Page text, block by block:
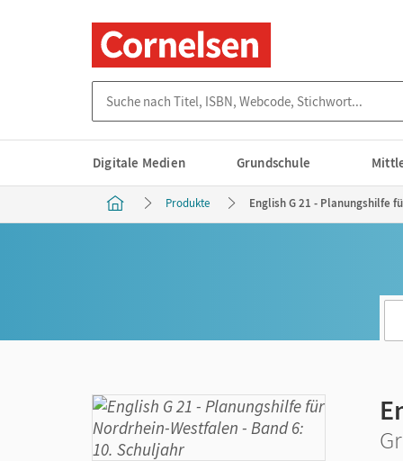
Digitale Medien Grundschule
Produkte English G 21 - Planungshilfe